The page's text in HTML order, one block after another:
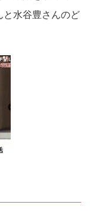
と水谷豊さんのど